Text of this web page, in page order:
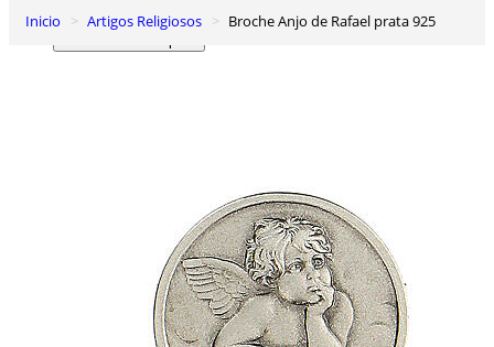
0
Inicio Artigos Religiosos Broche Anjo de Rafael prata 925